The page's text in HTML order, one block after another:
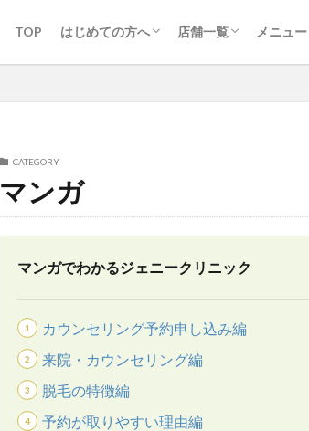
TOP はじめての方へ
ジェニークリニックが選ばれる理由
予約の取りやすさへの取り組み
店舗一覧
新宿東口院
池袋西口院
渋谷院
横浜院
大宮院
メニュ
医療脱
医療脱
歯髄幹
アート
エクソ
CATEGORY
マンガ
マンガでわかるジェニークリニック
カウンセリング予約申し込み編
来院・カウンセリング編
脱毛の特徴編
予約が取りやすい理由編